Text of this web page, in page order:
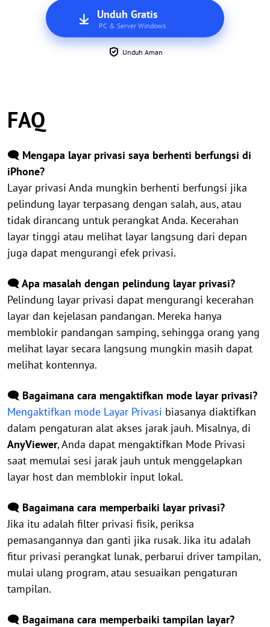
Unduh Gratis
PC & Server Windows
Unduh Aman
FAQ
🗨️ Mengapa layar privasi saya berhenti berfungsi di
iPhone?
Layar privasi Anda mungkin berhenti berfungsi jika
pelindung layar terpasang dengan salah, aus, atau
tidak dirancang untuk perangkat Anda. Kecerahan
layar tinggi atau melihat layar langsung dari depan
juga dapat mengurangi efek privasi.
🗨️ Apa masalah dengan pelindung layar privasi?
Pelindung layar privasi dapat mengurangi kecerahan
layar dan kejelasan pandangan. Mereka hanya
memblokir pandangan samping, sehingga orang yang
melihat layar secara langsung mungkin masih dapat
melihat kontennya.
🗨️ Bagaimana cara mengaktifkan mode layar privasi?
Mengaktifkan mode Layar Privasi biasanya diaktifkan
dalam pengaturan alat akses jarak jauh. Misalnya, di
AnyViewer, Anda dapat mengaktifkan Mode Privasi
saat memulai sesi jarak jauh untuk menggelapkan
layar host dan memblokir input lokal.
🗨️ Bagaimana cara memperbaiki layar privasi?
Jika itu adalah filter privasi fisik, periksa
pemasangannya dan ganti jika rusak. Jika itu adalah
fitur privasi perangkat lunak, perbarui driver tampilan,
mulai ulang program, atau sesuaikan pengaturan
tampilan.
🗨️ Bagaimana cara memperbaiki tampilan layar?